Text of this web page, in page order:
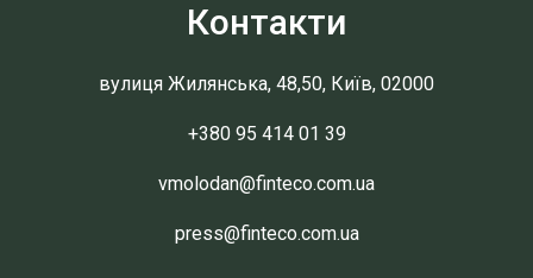
Контакти
вулиця Жилянська, 48,50, Київ, 02000
+380 95 414 01 39
vmolodan@finteco.com.ua
press@finteco.com.ua